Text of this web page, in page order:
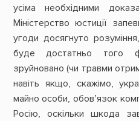
усіма необхідними
Міністерство юстиції
угоди досягнуто
буде достатньо того
зруйновано (чи травми
навіть якщо, скажімо,
майно особи, обов’язок
Росію, оскільки шкода